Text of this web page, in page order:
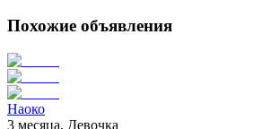
Похожие объявления
Наоко
3 месяца, Девочка